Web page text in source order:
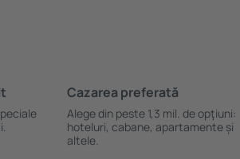
Cazarea preferată
Alege din peste 1,3 mil. de opţiuni:
hoteluri, cabane, apartamente și
altele.